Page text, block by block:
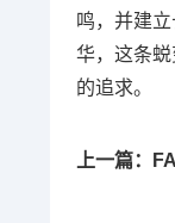
鸣，并建
华，这条
的追求。